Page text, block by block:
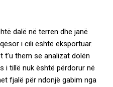
dalë në terren dhe janë
i cili është eksportuar.
t’u them se analizat dolën
i tillë nuk është përdorur në
fjalë për ndonjë gabim nga